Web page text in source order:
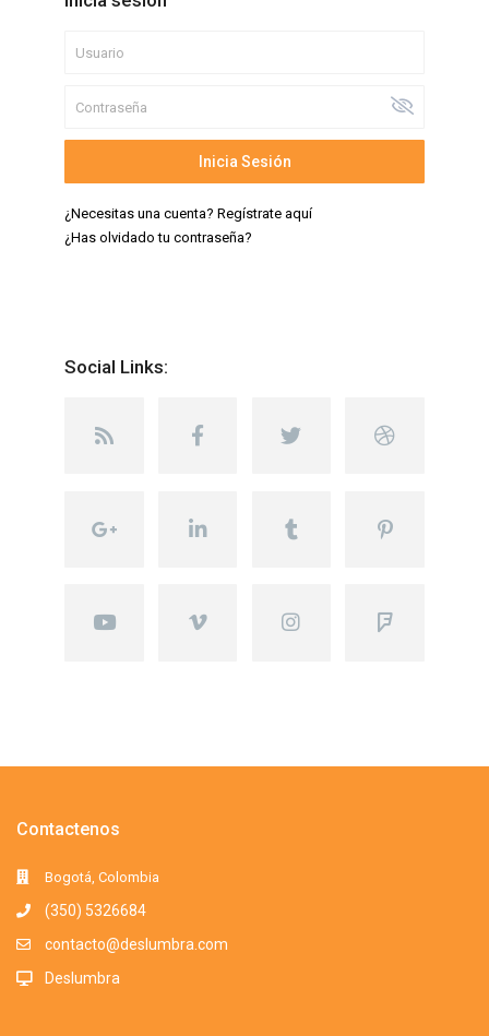
Inicia Sesión
¿Necesitas una cuenta? Regístrate aquí
¿Has olvidado tu contraseña?
Social Links:
Contactenos
Bogotá, Colombia
(350) 5326684
contacto@deslumbra.com
Deslumbra